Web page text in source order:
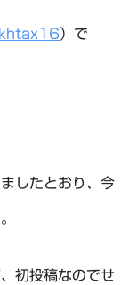
）で
したとおり、今
初投稿なのでせ